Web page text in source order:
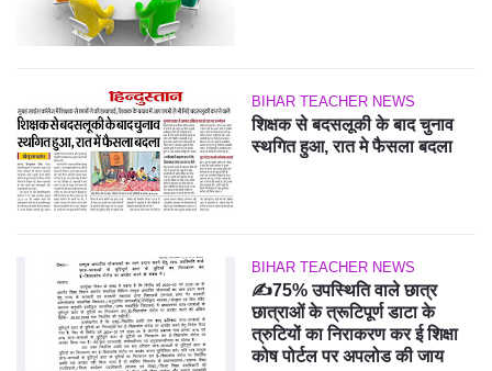
BIHAR TEACHER NEWS
शिक्षक से बदसलूकी के बाद चुनाव
स्थगित हुआ, रात मे फैसला बदला
BIHAR TEACHER NEWS
✍️75% उपस्थिति वाले छात्र
छात्राओं के त्रूटिपूर्ण डाटा के
त्रुटियों का निराकरण कर ई शिक्षा
कोष पोर्टल पर अपलोड की जाय